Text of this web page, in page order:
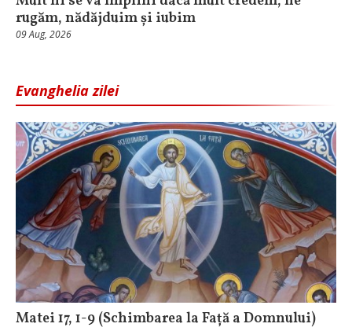
rugăm, nădăjduim și iubim
09 Aug, 2026
Evanghelia zilei
Matei 17, 1-9 (Schimbarea la Față a Domnului)